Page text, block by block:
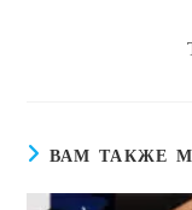
ВАМ ТАКЖЕ